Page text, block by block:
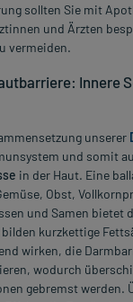
sollten Sie mit
und Ärzten
vermeiden.
Innere
unserer
und somit
in der Haut. Eine
Obst,
und Samen bietet
kurzkettige
wirken, die
wodurch
gebremst werden.